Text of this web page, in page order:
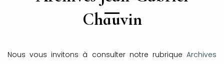
Chauvin
Nous vous invitons à consulter notre rubrique Archives